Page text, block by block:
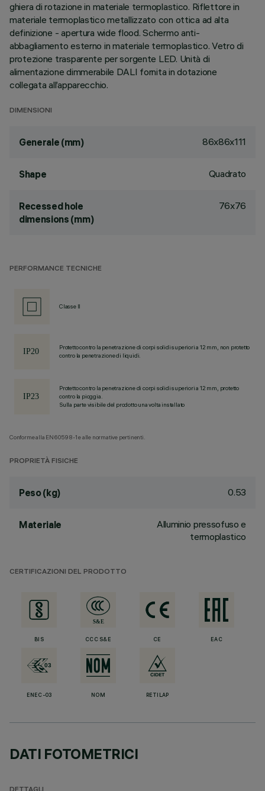
ghiera di rotazione in materiale termoplastico. Riflettore in
materiale termoplastico metallizzato con ottica ad alta
definizione - apertura wide flood. Schermo anti-
abbagliamento esterno in materiale termoplastico. Vetro di
protezione trasparente per sorgente LED. Unità di
alimentazione dimmerabile DALI fornita in dotazione
collegata all’apparecchio.
DIMENSIONI
Generale (mm) 86x86x111
Shape Quadrato
Recessed hole
dimensions (mm)
76x76
PERFORMANCE TECNICHE
Classe II
Protetto contro la penetrazione di corpi solidi superiori a 12 mm, non protetto
contro la penetrazione di liquidi.
Protetto contro la penetrazione di corpi solidi superiori a 12 mm, protetto
contro la pioggia.
Sulla parte visibile del prodotto una volta installato
Conforme alla EN60598-1 e alle normative pertinenti.
PROPRIETÀ FISICHE
Peso (kg) 0.53
Materiale
Alluminio pressofuso e
termoplastico
CERTIFICAZIONI DEL PRODOTTO
BIS CCC S&E CE EAC
ENEC-03 NOM RETILAP
DATI FOTOMETRICI